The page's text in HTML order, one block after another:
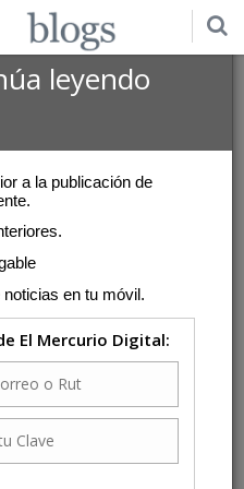
$1 USD
leyendo
a la publicación de
en tu móvil.
El Mercurio Digital:
unos a otros: “¿Qué es
Les enseñaba como quien
los primeros serán los últimos,
20,16)